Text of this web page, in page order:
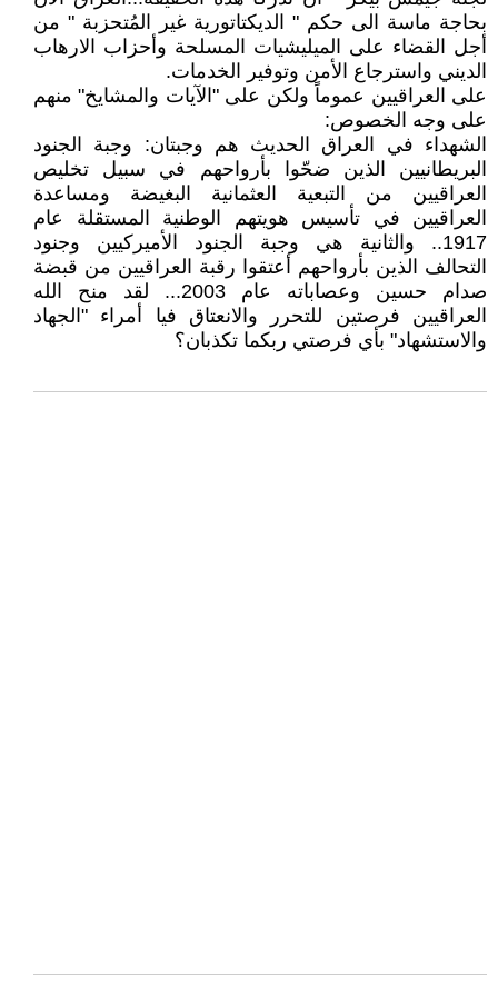
بحاجة ماسة الى حكم " الديكتاتورية غير المُتحزبة " من
أجل القضاء على الميليشيات المسلحة وأحزاب الارهاب
الديني واسترجاع الأمن وتوفير الخدمات.
على العراقيين عموماً ولكن على "الآيات والمشايخ" منهم
على وجه الخصوص:
الشهداء في العراق الحديث هم وجبتان: وجبة الجنود
البريطانيين الذين ضحّوا بأرواحهم في سبيل تخليص
العراقيين من التبعية العثمانية البغيضة ومساعدة
العراقيين في تأسيس هويتهم الوطنية المستقلة عام
1917.. والثانية هي وجبة الجنود الأميركيين وجنود
التحالف الذين بأرواحهم أعتقوا رقبة العراقيين من قبضة
صدام حسين وعصاباته عام 2003... لقد منح الله
العراقيين فرصتين للتحرر والانعتاق فيا أمراء "الجهاد
والاستشهاد" بأي فرصتي ربكما تكذبان؟